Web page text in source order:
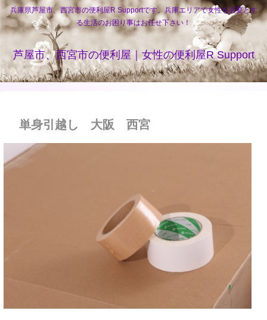
兵庫県芦屋市、西宮市の便利屋R Supportです。兵庫エリアで女性を必要とす
る生活のお困り事はお任せ下さい！
芦屋市、西宮市の便利屋｜女性の便利屋R Support
単身引越し 大阪 西宮